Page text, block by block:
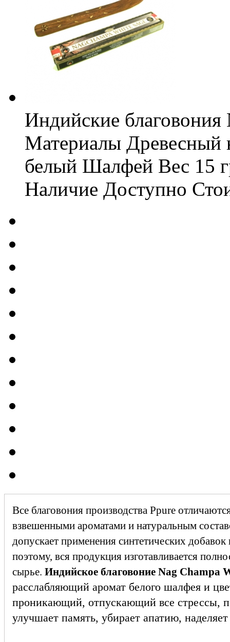
Индийские благовония
Материалы Древесный
белый Шалфей Вес 15
Наличие Доступно
Все благовония производства Ppure
взвешенными ароматами и натуральным
допускает применения синтетических добавок
поэтому, вся продукция изготавливается
сырье. Индийское благовоние Nag Champa
расслабляющий аромат белого шалфея и
проникающий, отпускающий все стрессы,
улучшает память, убирает апатию,